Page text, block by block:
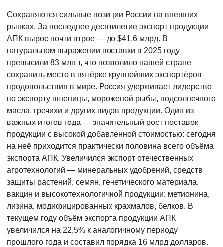
Сохраняются сильные позиции России на внешних
рынках. За последнее десятилетие экспорт продукции
АПК вырос почти втрое — до $41,6 млрд. В
натуральном выражении поставки в 2025 году
превысили 83 млн т, что позволило нашей стране
сохранить место в пятёрке крупнейших экспортёров
продовольствия в мире. Россия удерживает лидерство
по экспорту пшеницы, мороженой рыбы, подсолнечного
масла, гречихи и других видов продукции. Один из
важных итогов года — значительный рост поставок
продукции с высокой добавленной стоимостью: сегодня
на неё приходится практически половина всего объёма
экспорта АПК. Увеличился экспорт отечественных
агротехнологий — минеральных удобрений, средств
защиты растений, семян, генетического материала,
вакцин и высокотехнологичной продукции: метионина,
лизина, модифицированных крахмалов, белков. В
текущем году объём экспорта продукции АПК
увеличился на 22,5% к аналогичному периоду
прошлого года и составил порядка 16 млрд долларов.